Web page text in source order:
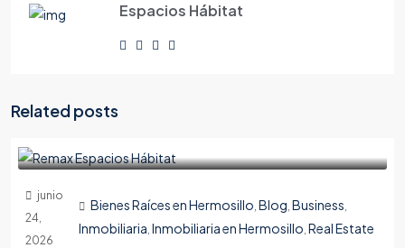
Espacios Hábitat
Related posts
junio
24,
2026
Bienes Raíces en Hermosillo,Blog,Business,
Inmobiliaria,Inmobiliaria en Hermosillo,Real Estate